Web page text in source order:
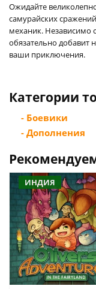
Ожидайте
самурайских
механик. Независимо
обязательно добавит
ваши приключения.
Категории
- Боевики
- Дополнения
ИНДИЯ